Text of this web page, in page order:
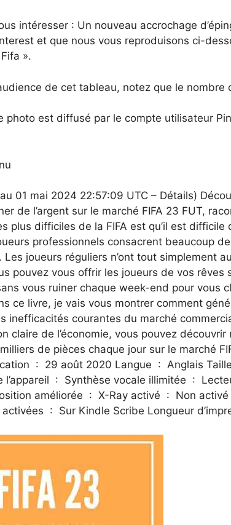
intéresser : Un nouveau accrochage
et que nous vous reproduisons ci-
».
de cet tableau, notez que le nombre
photo est diffusé par le compte utilisateur
01 mai 2024 22:57:09 UTC – Détails)
de l’argent sur le marché FIFA 23 FUT,
plus difficiles de la FIFA est qu’il est difficile
professionnels consacrent beaucoup
Les joueurs réguliers n’ont tout simplement
pouvez vous offrir les joueurs de vos rêves
vous ruiner chaque week-end pour vous
ce livre, je vais vous montrer comment
inefficacités courantes du marché
claire de l’économie, vous pouvez
de pièces chaque jour sur le marché FIFA FUT. ASIN
: ‎ 119 Ko Utilisation
Lecteur d’écran activé ‏ : ‎ Prise en
activé ‏ : ‎ Non activé Word Wise ‏ : ‎ Notes